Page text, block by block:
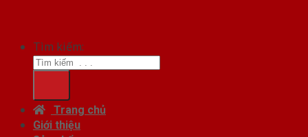
Tìm kiếm:
Trang chủ
Giới thiệu